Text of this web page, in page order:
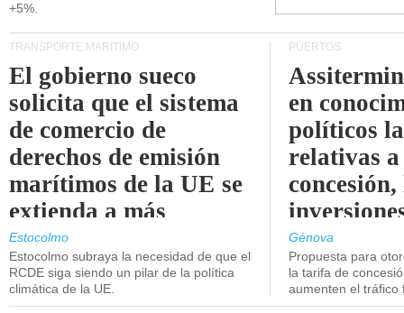
+5%.
TRANSPORTE MARÍTIMO
El gobierno sueco
solicita que el sistema
de comercio de
derechos de emisión
marítimos de la UE se
extienda a más
buques.
Estocolmo
Estocolmo subraya la necesidad de que el
RCDE siga siendo un pilar de la política
climática de la UE.
PUERTOS
en
políticos
relativas a
concesión,
Génova
Propuesta para
la tarifa de
aumenten el tráfico